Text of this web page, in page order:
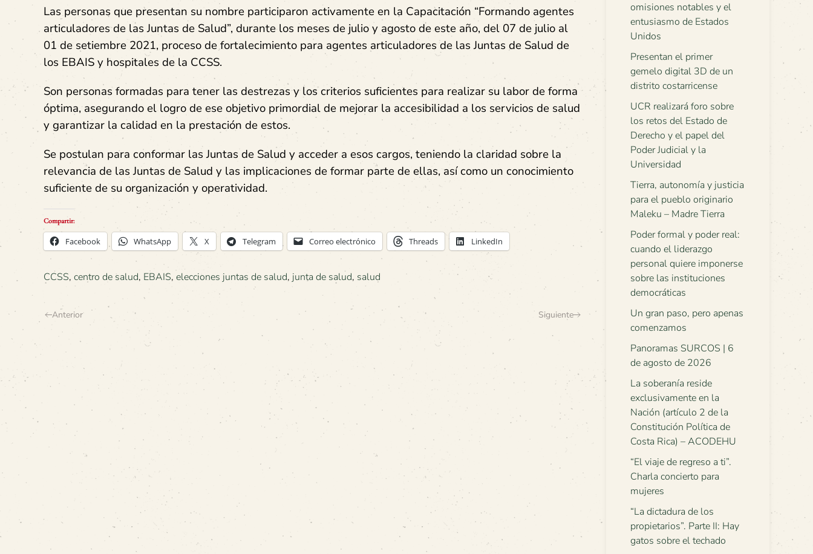
Las personas que presentan su nombre participaron activamente en la Capacitación “Formando agentes
articuladores de las Juntas de Salud”, durante los meses de julio y agosto de este año, del 07 de julio al
01 de setiembre 2021, proceso de fortalecimiento para agentes articuladores de las Juntas de Salud de
los EBAIS y hospitales de la CCSS.
Son personas formadas para tener las destrezas y los criterios suficientes para realizar su labor de forma
óptima, asegurando el logro de ese objetivo primordial de mejorar la accesibilidad a los servicios de salud
y garantizar la calidad en la prestación de estos.
Se postulan para conformar las Juntas de Salud y acceder a esos cargos, teniendo la claridad sobre la
relevancia de las Juntas de Salud y las implicaciones de formar parte de ellas, así como un conocimiento
suficiente de su organización y operatividad.
Compartir:
Facebook WhatsApp X Telegram Correo electrónico Threads LinkedIn
CCSS, centro de salud, EBAIS, elecciones juntas de salud, junta de salud, salud
Anterior Siguiente
omisiones notables y el
entusiasmo de Estados
Unidos
Presentan el primer
gemelo digital 3D de un
distrito costarricense
UCR realizará foro sobre
los retos del Estado de
Derecho y el papel del
Poder Judicial y la
Universidad
Tierra, autonomía y justicia
para el pueblo originario
Maleku – Madre Tierra
Poder formal y poder real:
cuando el liderazgo
personal quiere imponerse
sobre las instituciones
democráticas
Un gran paso, pero apenas
comenzamos
Panoramas SURCOS | 6
de agosto de 2026
La soberanía reside
exclusivamente en la
Nación (artículo 2 de la
Constitución Política de
Costa Rica) – ACODEHU
“El viaje de regreso a ti”.
Charla concierto para
mujeres
“La dictadura de los
propietarios”. Parte II: Hay
gatos sobre el techado